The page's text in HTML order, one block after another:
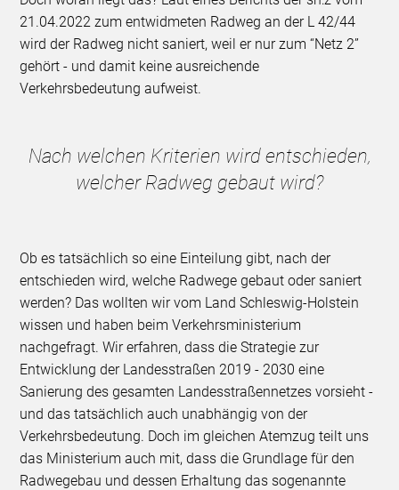
21.04.2022 zum entwidmeten Radweg an der L 42/44
wird der Radweg nicht saniert, weil er nur zum “Netz 2”
gehört - und damit keine ausreichende
Verkehrsbedeutung aufweist.
Nach welchen Kriterien wird entschieden,
welcher Radweg gebaut wird?
Ob es tatsächlich so eine Einteilung gibt, nach der
entschieden wird, welche Radwege gebaut oder saniert
werden? Das wollten wir vom Land Schleswig-Holstein
wissen und haben beim Verkehrsministerium
nachgefragt. Wir erfahren, dass die Strategie zur
Entwicklung der Landesstraßen 2019 - 2030 eine
Sanierung des gesamten Landesstraßennetzes vorsieht -
und das tatsächlich auch unabhängig von der
Verkehrsbedeutung. Doch im gleichen Atemzug teilt uns
das Ministerium auch mit, dass die Grundlage für den
Radwegebau und dessen Erhaltung das sogenannte